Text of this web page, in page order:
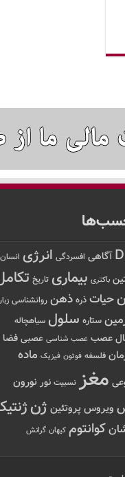
آگاهی افسردگی انرژی انسان
باکتری بیماری تاریخ
حیات ذره ذهن روانشناسی
ستاره سلول سیاهچاله
عصب عصب شناسی عصبی فضا
فلسفه فوتون فیزیک ماده
مغز نسبیت نور نورون
ویروس پروتئین ژن
کوانتوم کیهان گرانش